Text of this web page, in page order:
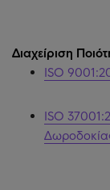
Διαχείριση
ISO
ISO